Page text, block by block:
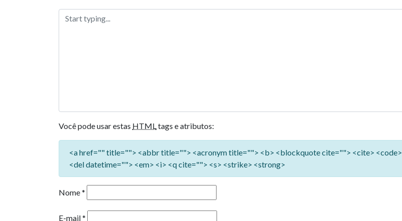
Você pode usar estas HTMLtags e atributos:
<a href="" title=""> <abbr title=""> <acronym title=""> <b> <blockquote cite=""> <cite> <code>
<del datetime=""> <em> <i> <q cite=""> <s> <strike> <strong>
Nome*
E-mail*